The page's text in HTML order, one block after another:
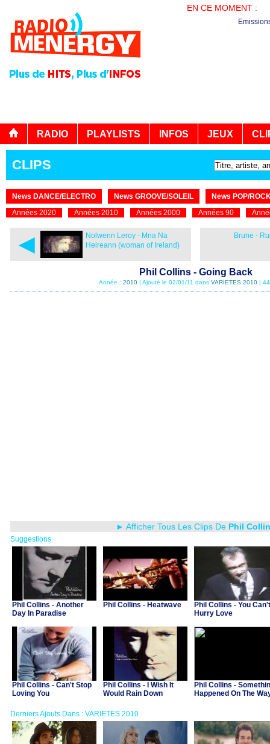
EN CE MOMENT :
RADIO PLAYLISTS INFOS JEUX
CLIPS
News DANCE/ELECTRO News GROOVE/SOLEIL
News POP/
Années 2020
Années 2010 Années 2000 Années 90
◄
Nolwenn Leroy - Mna Na
Heireann (woman of Ireland)
Brune -
Phil Collins - Going Back
Année : 2010 | Ajouté le 02/01/11 dans VARIETES 2010 |
► Afficher Tous Les Clips De Phil
Suggestions
Phil Collins - Another
Day In Paradise
Phil Collins - Heatwave
Phil Collins - You Can't
Hurry Love
Phil Collins - Can't Stop
Loving You
Phil Collins - I Wish It
Would Rain Down
Phil Collins -
Happened On The
Derniers Ajouts Dans : VARIETES 2010